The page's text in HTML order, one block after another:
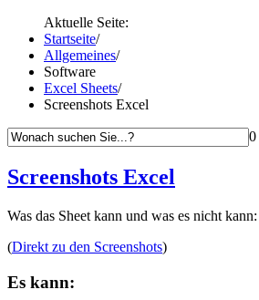
Aktuelle Seite:
Startseite/
Allgemeines/
Software
Excel Sheets/
Screenshots Excel
0
Screenshots Excel
Was das Sheet kann und was es nicht kann:
(Direkt zu den Screenshots)
Es kann: